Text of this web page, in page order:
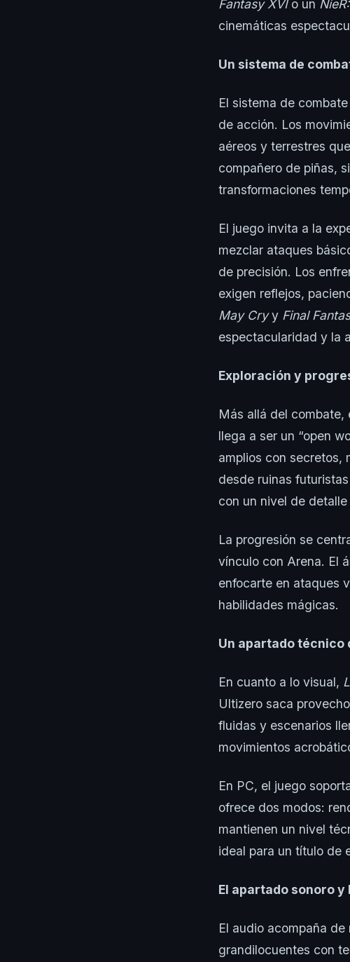
Fantasy XVIo un
cinemáticas
Un sistema de
El sistema de
de acción. Los
aéreos y terrestres
compañero de piñas,
transformaciones
El juego invita a la
mezclar ataques
de precisión. Los
exigen reflejos,
May Cryy Final
espectacularidad y la
Exploración y
Más allá del
llega a ser un “open
amplios con secretos,
desde ruinas
con un nivel de
La progresión se
vínculo con Arena. El
enfocarte en ataques
habilidades mágicas.
Un apartado técnico
En cuanto a lo visual,
Ultizero saca
fluidas y escenarios
movimientos
En PC, el juego
ofrece dos modos:
mantienen un nivel
ideal para un título de
El apartado sonoro
El audio acompaña
grandilocuentes con